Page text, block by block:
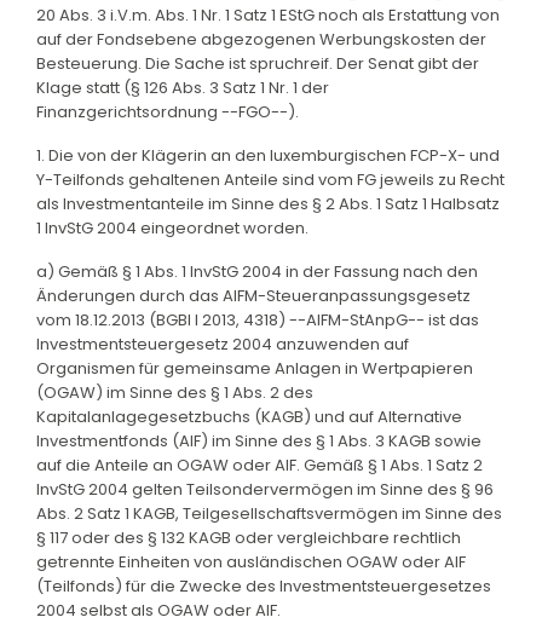
20 Abs. 3 i.V.m. Abs. 1 Nr. 1 Satz 1 EStG noch als Erstattung von
auf der Fondsebene abgezogenen Werbungskosten der
Besteuerung. Die Sache ist spruchreif. Der Senat gibt der
Klage statt (§ 126 Abs. 3 Satz 1 Nr. 1 der
Finanzgerichtsordnung --FGO--).
1. Die von der Klägerin an den luxemburgischen FCP-X- und
Y-Teilfonds gehaltenen Anteile sind vom FG jeweils zu Recht
als Investmentanteile im Sinne des § 2 Abs. 1 Satz 1 Halbsatz
1 InvStG 2004 eingeordnet worden.
a) Gemäß § 1 Abs. 1 InvStG 2004 in der Fassung nach den
Änderungen durch das AIFM-Steueranpassungsgesetz
vom 18.12.2013 (BGBl I 2013, 4318) --AIFM-StAnpG-- ist das
Investmentsteuergesetz 2004 anzuwenden auf
Organismen für gemeinsame Anlagen in Wertpapieren
(OGAW) im Sinne des § 1 Abs. 2 des
Kapitalanlagegesetzbuchs (KAGB) und auf Alternative
Investmentfonds (AIF) im Sinne des § 1 Abs. 3 KAGB sowie
auf die Anteile an OGAW oder AIF. Gemäß § 1 Abs. 1 Satz 2
InvStG 2004 gelten Teilsondervermögen im Sinne des § 96
Abs. 2 Satz 1 KAGB, Teilgesellschaftsvermögen im Sinne des
§ 117 oder des § 132 KAGB oder vergleichbare rechtlich
getrennte Einheiten von ausländischen OGAW oder AIF
(Teilfonds) für die Zwecke des Investmentsteuergesetzes
2004 selbst als OGAW oder AIF.